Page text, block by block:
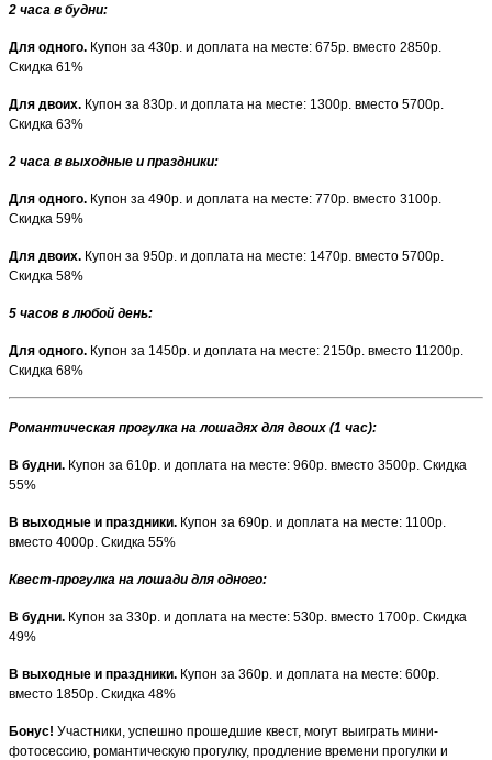
2 часа в будни:
Для одного. Купон за 430р. и доплата на месте: 675р. вместо 2850р.
Скидка 61%
Для двоих. Купон за 830р. и доплата на месте: 1300р. вместо 5700р.
Скидка 63%
2 часа в выходные и праздники:
Для одного. Купон за 490р. и доплата на месте: 770р. вместо 3100р.
Скидка 59%
Для двоих. Купон за 950р. и доплата на месте: 1470р. вместо 5700р.
Скидка 58%
5 часов в любой день:
Для одного. Купон за 1450р. и доплата на месте: 2150р. вместо 11200р.
Скидка 68%
Романтическая прогулка на лошадях для двоих (1 час):
В будни. Купон за 610р. и доплата на месте: 960р. вместо 3500р. Скидка
55%
В выходные и праздники. Купон за 690р. и доплата на месте: 1100р.
вместо 4000р. Скидка 55%
Квест-прогулка на лошади для одного:
В будни. Купон за 330р. и доплата на месте: 530р. вместо 1700р. Скидка
49%
В выходные и праздники. Купон за 360р. и доплата на месте: 600р.
вместо 1850р. Скидка 48%
Бонус! Участники, успешно прошедшие квест, могут выиграть мини-
фотосессию, романтическую прогулку, продление времени прогулки и